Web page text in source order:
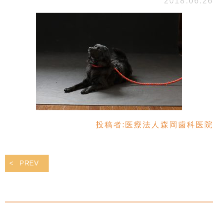
投稿者: 医療法人森岡歯科医院
PREV